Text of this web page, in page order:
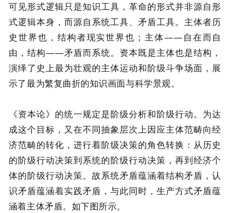
可见形式逻辑只是知识工具，革命的形式并非源自形
式逻辑本身，而源自系统工具、矛盾工具。主体者历
史世界也，结构者现实世界也；主体——自在而自
由，结构——矛盾而系统。资本既是主体也是结构，
演绎了史上最为壮观的主体运动和阶级斗争场面，展
示了最为繁复曲折的知识画面与科学景观。
《资本论》的统一规定是阶级分析和阶级行动。为达
成这个目标，又在不同抽象层次上因应主体范畴向经
济范畴的转化，进行着阶级决策的角色转换：从历史
的阶级行动决策到系统的阶级行动决策，再到经济个
体的阶级行动决策。故系统矛盾蕴涵着结构矛盾，认
识矛盾蕴涵着实践矛盾，与此同时，生产方式矛盾蕴
涵着主体矛盾。如下图所示。